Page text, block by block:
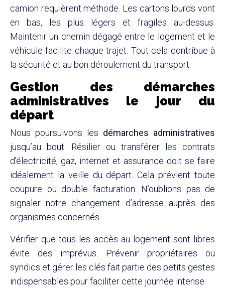
camion requièrent méthode. Les cartons lourds vont
en bas, les plus légers et fragiles au-dessus.
Maintenir un chemin dégagé entre le logement et le
véhicule facilite chaque trajet. Tout cela contribue à
la sécurité et au bon déroulement du transport.
Gestion des démarches
administratives le jour du
départ
Nous poursuivons les démarches administratives
jusqu’au bout. Résilier ou transférer les contrats
d’électricité, gaz, internet et assurance doit se faire
idéalement la veille du départ. Cela prévient toute
coupure ou double facturation. N’oublions pas de
signaler notre changement d’adresse auprès des
organismes concernés.
Vérifier que tous les accès au logement sont libres
évite des imprévus. Prévenir propriétaires ou
syndics et gérer les clés fait partie des petits gestes
indispensables pour faciliter cette journée intense.